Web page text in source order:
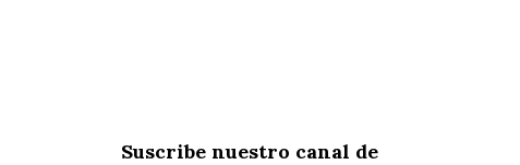
Suscribe nuestro canal de